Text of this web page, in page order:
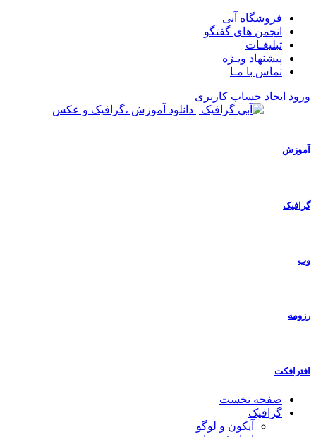
فروشگاه آبی
انجمن های گفتگو
تبلیغـات
پیشنهاد ویـژه
تماس با مـا
ورود ایجاد حساب کاربری
آموزش
گرافیک
وب
رزومه
افترافکت
صفحه نخست
گرافیک
آیکون و لوگو